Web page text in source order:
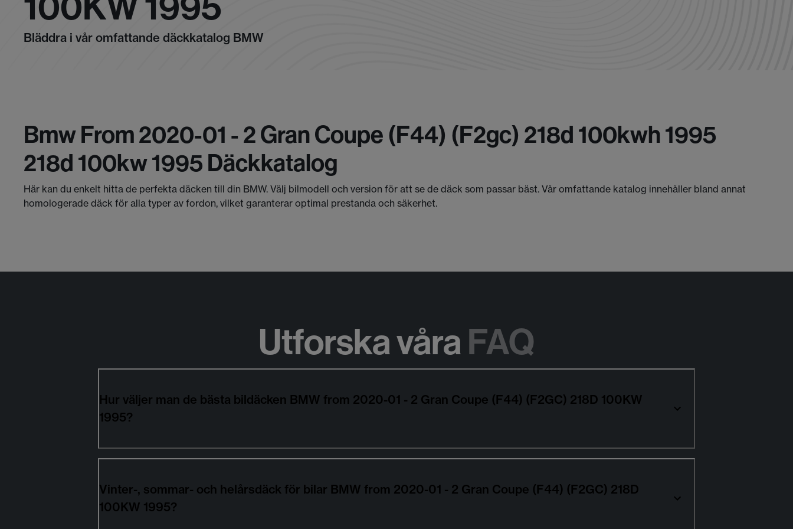
Bläddra i vår omfattande däckkatalog BMW
Bmw From 2020-01 - 2 Gran Coupe (f44) (f2gc) 218d 100kwh 1995
218d 100kw 1995 Däckkatalog
Här kan du enkelt hitta de perfekta däcken till din BMW. Välj bilmodell och version för att se de däck som passar bäst. Vår omfattande katalog innehåller bland annat
homologerade däck för alla typer av fordon, vilket garanterar optimal prestanda och säkerhet.
Utforska våraFAQ
Hur väljer man de bästa bildäcken BMW from 2020-01 - 2 Gran Coupe (F44) (F2GC) 218D 100KW
1995?
Vinter-, sommar- och helårsdäck för bilar BMW from 2020-01 - 2 Gran Coupe (F44) (F2GC) 218D
100KW 1995?